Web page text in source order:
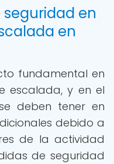
en
en
fundamental en
escalada, y en el
deben tener en
debido a
de la actividad
de seguridad